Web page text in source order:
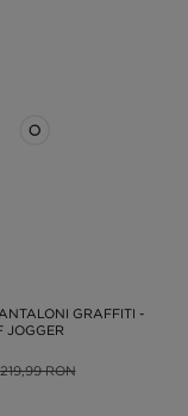
GRAFFITI -
JOGGER
219,99 RON